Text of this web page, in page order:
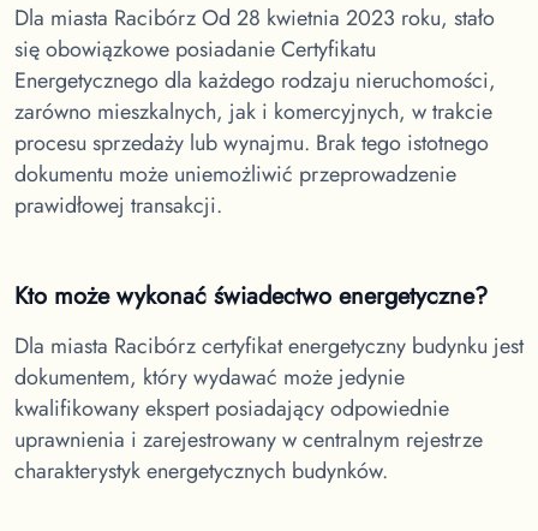
Dla miasta RacibórzOd 28 kwietnia 2023 roku, stało
się obowiązkowe posiadanie Certyfikatu
Energetycznego dla każdego rodzaju nieruchomości,
zarówno mieszkalnych, jak i komercyjnych, w trakcie
procesu sprzedaży lub wynajmu. Brak tego istotnego
dokumentu może uniemożliwić przeprowadzenie
prawidłowej transakcji.
Kto może wykonać świadectwo energetyczne?
Dla miasta Racibórzcertyfikat energetyczny budynku jest
dokumentem, który wydawać może jedynie
kwalifikowany ekspert posiadający odpowiednie
uprawnienia i zarejestrowany w centralnym rejestrze
charakterystyk energetycznych budynków.